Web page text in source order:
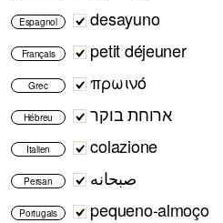
Espagnol desayuno
Français petit déjeuner
Grec πρωινό
Hébreu ארוחת בוקר
Italien colazione
Persan صبحانه
Portugais pequeno-almoço